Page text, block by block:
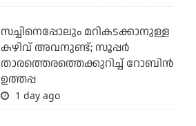
സച്ചിനെപ്പോലും മറികടക്കാനുള്ള
കഴിവ് അവനുണ്ട്; സൂപ്പര്‍
താരത്തെരത്തെക്കുറിച്ച് റോബിന്‍
ഉത്തപ്പ
1 day ago